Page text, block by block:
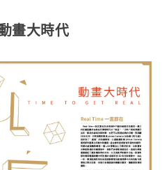
畫大時代